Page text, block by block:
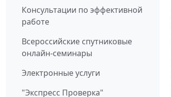
Консультации по эффективной
работе
Всероссийские спутниковые
онлайн-семинары
Электронные услуги
"Экспресс Проверка"